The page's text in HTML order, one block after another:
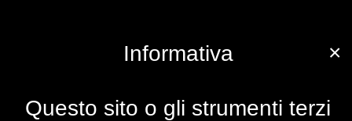
×
Informativa
Questo sito o gli strumenti terzi